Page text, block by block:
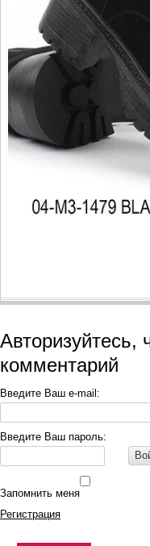
Авторизуйтесь,
комментарий
Введите Ваш e-mail:
Введите Ваш пароль:
Запомнить меня
Регистрация